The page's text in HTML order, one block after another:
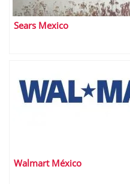
Sears Mexico
Walmart México